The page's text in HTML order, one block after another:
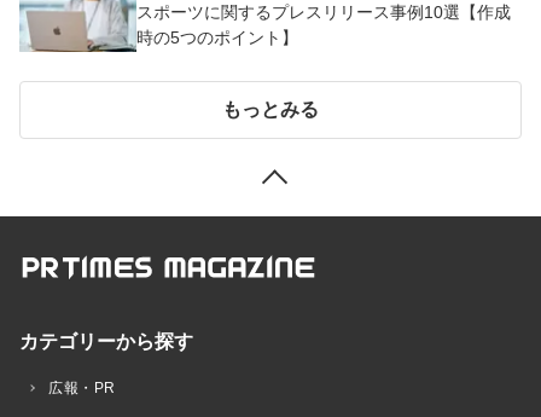
スポーツに関するプレスリリース事例10選【作成
時の5つのポイント】
もっとみる
カテゴリーから探す
広報・PR